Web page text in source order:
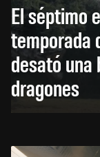
El séptimo
temporada
desató
dragones